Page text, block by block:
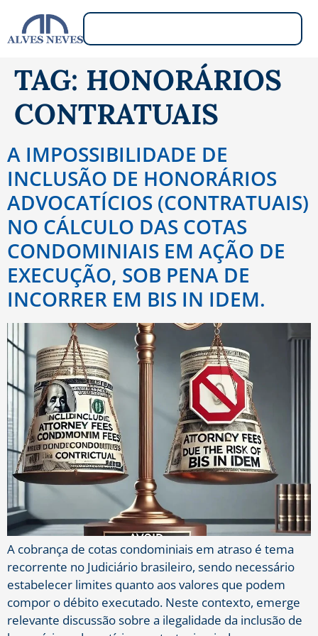
TAG: HONORÁRIOS
CONTRATUAIS
A IMPOSSIBILIDADE DE
INCLUSÃO DE HONORÁRIOS
ADVOCATÍCIOS (CONTRATUAIS)
NO CÁLCULO DAS COTAS
CONDOMINIAIS EM AÇÃO DE
EXECUÇÃO, SOB PENA DE
INCORRER EM BIS IN IDEM.
A cobrança de cotas condominiais em atraso é tema
recorrente no Judiciário brasileiro, sendo necessário
estabelecer limites quanto aos valores que podem
compor o débito executado. Neste contexto, emerge
relevante discussão sobre a ilegalidade da inclusão de